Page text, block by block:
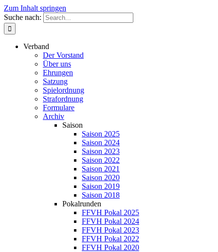
Zum Inhalt springen
Suche nach:
Verband
Der Vorstand
Über uns
Ehrungen
Satzung
Spielordnung
Strafordnung
Formulare
Archiv
Saison
Saison 2025
Saison 2024
Saison 2023
Saison 2022
Saison 2021
Saison 2020
Saison 2019
Saison 2018
Pokalrunden
FFVH Pokal 2025
FFVH Pokal 2024
FFVH Pokal 2023
FFVH Pokal 2022
FFVH Pokal 2020